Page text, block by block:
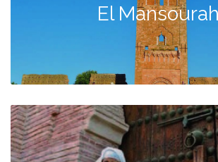
El Mansourah